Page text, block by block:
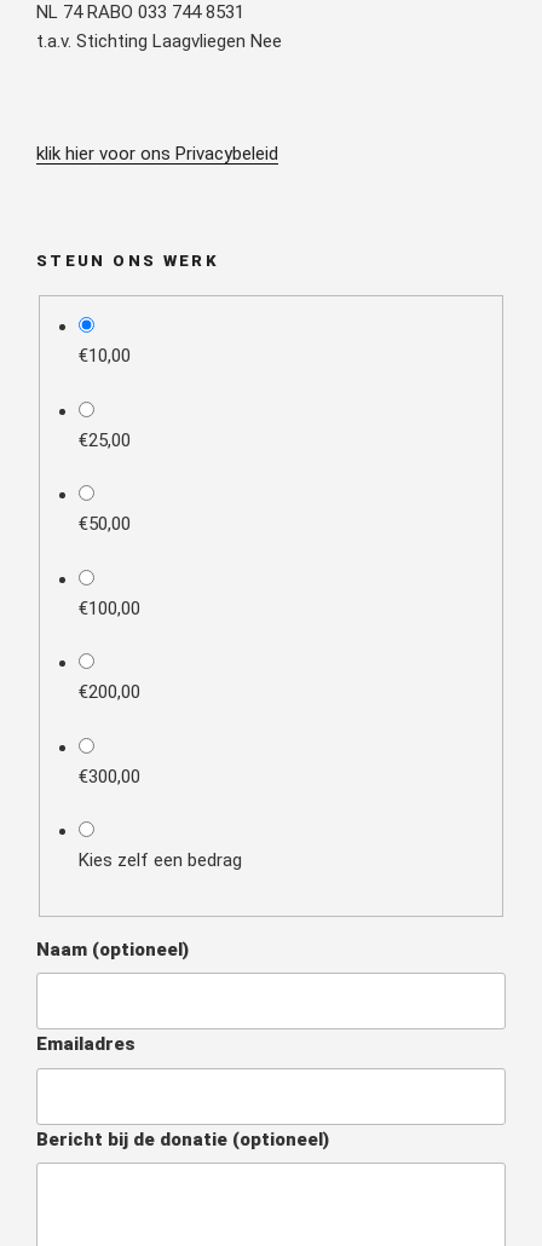
NL 74 RABO 033 744 8531
t.a.v. Stichting Laagvliegen Nee
klik hier voor ons Privacybeleid
STEUN ONS WERK
plan_select
€10,00
€25,00
€50,00
€100,00
€200,00
€300,00
Kies zelf een bedrag
Naam (optioneel)
Emailadres
Bericht bij de donatie (optioneel)